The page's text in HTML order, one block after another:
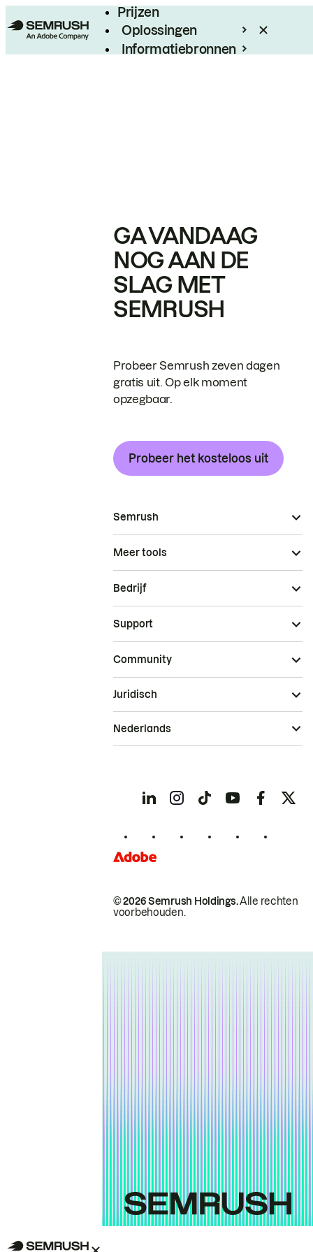
Prijzen
Oplossingen
Informatiebronnen
GA VANDAAG
NOG AAN DE
SLAG MET
SEMRUSH
Probeer Semrush zeven dagen
gratis uit. Op elk moment
opzegbaar.
Probeer het kosteloos uit
Semrush
Meer tools
Bedrijf
Support
Community
© 2026 Semrush Holdings.Alle rechten
voorbehouden.
Juridisch
Nederlands